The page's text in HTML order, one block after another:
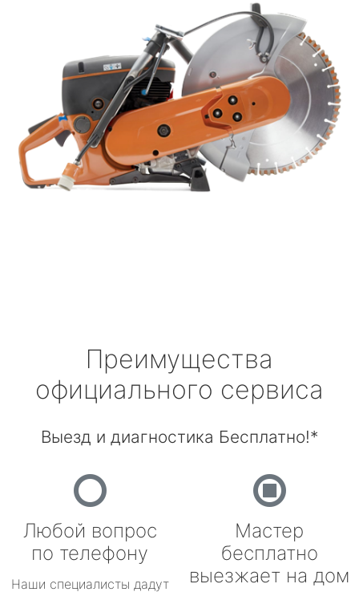
Преимущества
официального сервиса
Выезд и диагностика Бесплатно!*
Любой вопрос
по телефону
Наши специалисты дадут
Мастер
бесплатно
выезжает на дом